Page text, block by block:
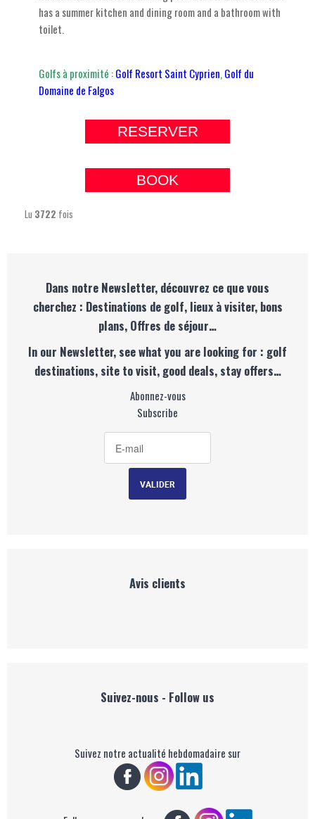
has a summer kitchen and dining room and a bathroom with
toilet.
Golfs à proximité :Golf Resort Saint Cyprien,Golf du
Domaine de Falgos
RESERVER
BOOK
Lu 3722 fois
Dans notre Newsletter, découvrez ce que vous
cherchez : Destinations de golf, lieux à visiter, bons
plans, Offres de séjour…
In our Newsletter, see what you are looking for : golf
destinations, site to visit, good deals, stay offers…
Abonnez-vous
Subscribe
Avis clients
Suivez-nous - Follow us
Suivez notre actualité hebdomadaire sur